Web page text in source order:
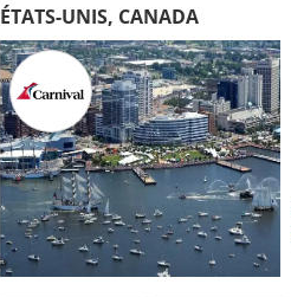
ÉTATS-UNIS, CANADA